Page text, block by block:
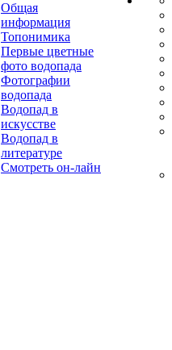
Общая
информация
Топонимика
Первые цветные
фото водопада
Фотографии
водопада
Водопад в
искусстве
Водопад в
литературе
Смотреть он-лайн